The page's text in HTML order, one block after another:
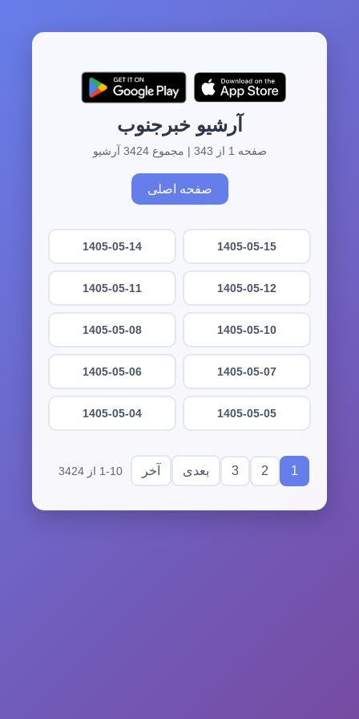
آرشیو خبرجنوب
صفحه 1 از 343 | مجموع 3424 آرشیو
صفحه اصلی
1405-05-15
1405-05-14
1405-05-12
1405-05-11
1405-05-10
1405-05-08
1405-05-07
1405-05-06
1405-05-05
1405-05-04
1
2
3 بعدی آخر 1-10 از 3424